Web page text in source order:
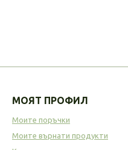
МОЯТ ПРОФИЛ
Моите поръчки
Моите върнати продукти